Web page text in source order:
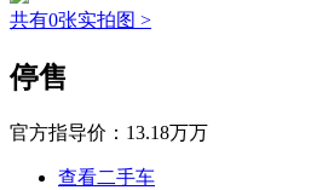
共有0张实拍图 >
停售
官方指导价： 13.18万万
查看二手车